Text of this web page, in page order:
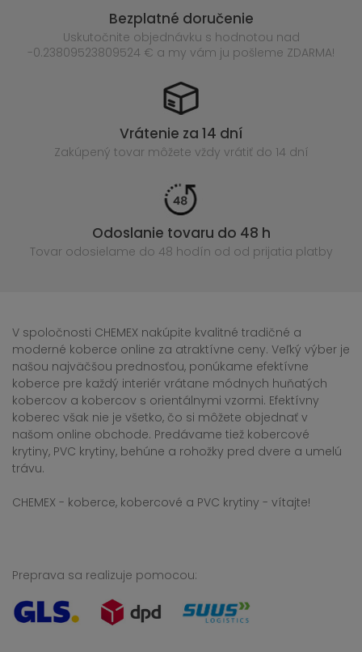
Bezplatné doručenie
Uskutočnite objednávku s hodnotou nad
-0.23809523809524 € a my vám ju pošleme ZDARMA!
Vrátenie za 14 dní
Zakúpený tovar môžete vždy vrátiť do 14 dní
Odoslanie tovaru do 48 h
Tovar odosielame do 48 hodín od od prijatia platby
V spoločnosti CHEMEX nakúpite kvalitné tradičné a
moderné koberce online za atraktívne ceny. Veľký výber je
našou najväčšou prednosťou, ponúkame efektívne
koberce pre každý interiér vrátane módnych huňatých
kobercov a kobercov s orientálnymi vzormi. Efektívny
koberec však nie je všetko, čo si môžete objednať v
našom online obchode. Predávame tiež kobercové
krytiny, PVC krytiny, behúne a rohožky pred dvere a umelú
trávu.
CHEMEX - koberce, kobercové a PVC krytiny - vítajte!
Preprava sa realizuje pomocou: